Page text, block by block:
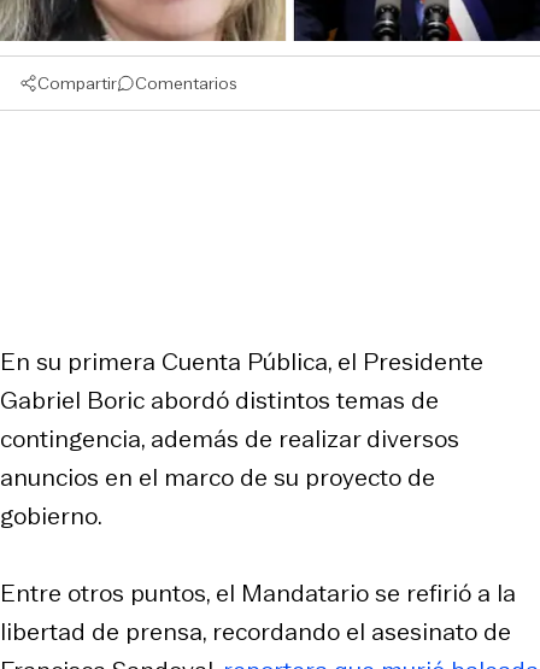
Compartir Comentarios
En su primera Cuenta Pública, el Presidente
Gabriel Boric abordó distintos temas de
contingencia, además de realizar diversos
anuncios en el marco de su proyecto de
gobierno.
Entre otros puntos, el Mandatario se refirió a la
libertad de prensa, recordando el asesinato de